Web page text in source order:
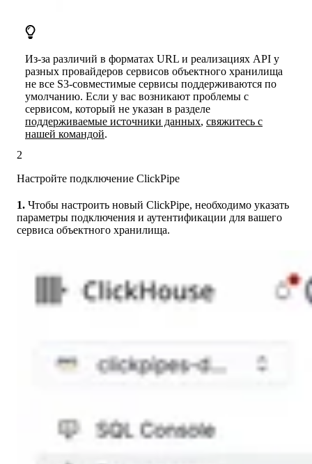
Из-за различий в форматах URL и реализациях API у
разных провайдеров сервисов объектного хранилища
не все S3-совместимые сервисы поддерживаются по
умолчанию. Если у вас возникают проблемы с
сервисом, который не указан в разделе
поддерживаемые источники данных, свяжитесь с
нашей командой.
2
Настройте подключение ClickPipe
1. Чтобы настроить новый ClickPipe, необходимо указать
параметры подключения и аутентификации для вашего
сервиса объектного хранилища.